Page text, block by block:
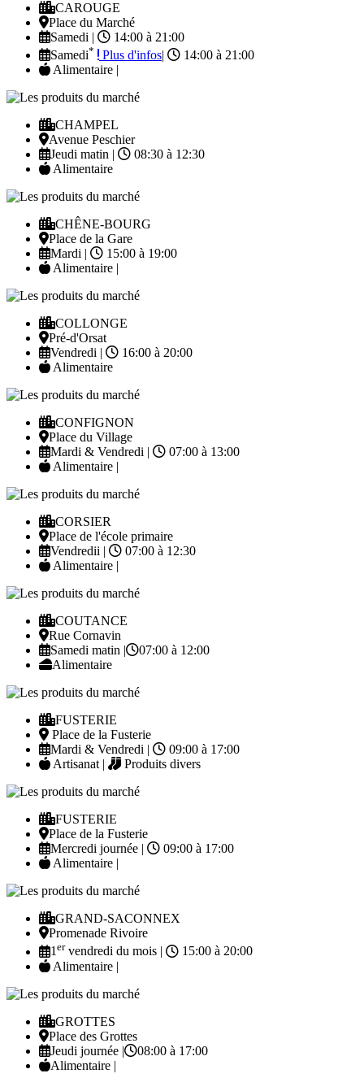
CAROUGE
Place du Marché
Samedi |
14:00 à 21:00
Samedi* Plus d'infos
14:00 à 21:00
Alimentaire |
CHAMPEL
Avenue Peschier
Jeudi matin |
08:30 à 12:30
Alimentaire
CHÊNE-BOURG
Place de la Gare
Mardi |
15:00 à 19:00
Alimentaire |
COLLONGE
Pré-d'Orsat
Vendredi |
16:00 à 20:00
Alimentaire
CONFIGNON
Place du Village
Mardi & Vendredi |
07:00 à 13:00
Alimentaire |
CORSIER
Place de l'école primaire
Vendredii |
07:00 à 12:30
Alimentaire |
COUTANCE
Rue Cornavin
Samedi matin |
07:00 à 12:00
Alimentaire
FUSTERIE
Place de la Fusterie
Mardi & Vendredi |
09:00 à 17:00
Artisanat |
Produits divers
FUSTERIE
Place de la Fusterie
Mercredi journée |
09:00 à 17:00
Alimentaire |
GRAND-SACONNEX
Promenade Rivoire
1ervendredi du mois |
15:00 à 20:00
Alimentaire |
GROTTES
Place des Grottes
Jeudi journée |
08:00 à 17:00
Alimentaire |